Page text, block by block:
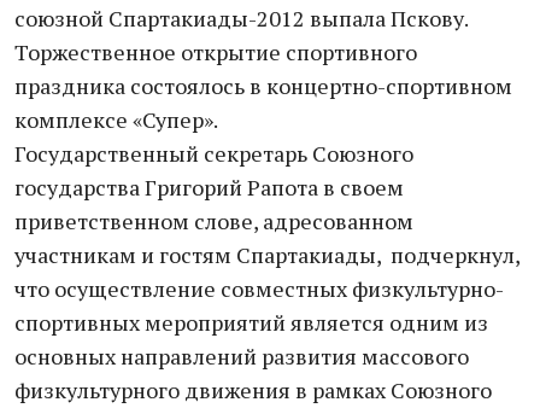
союзной Спартакиады-2012 выпала Пскову.
Торжественное открытие спортивного
праздника состоялось в концертно-спортивном
комплексе «Супер».
Государственный секретарь Союзного
государства Григорий Рапота в своем
приветственном слове, адресованном
участникам и гостям Спартакиады, подчеркнул,
что осуществление совместных физкультурно-
спортивных мероприятий является одним из
основных направлений развития массового
физкультурного движения в рамках Союзного